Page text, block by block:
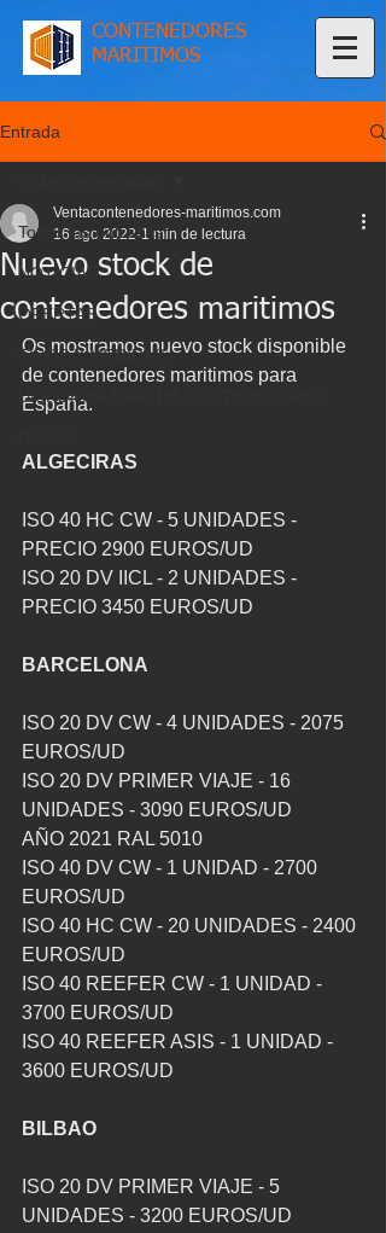
CONTENEDORES
MARITIMOS
Entrada
Todas las entradas
NOTICIAS
OFERTAS
TIPOS Y MEDIDAS
DISPONIBILIDAD DE CONTENEDORES
Nuevo stock de
contenedores maritimos
Ventacontenedores-maritimos.com
16 ago 2022 1 min de lectura
Os mostramos nuevo stock disponible
de contenedores maritimos para
España.
ALGECIRAS
ISO 40 HC CW - 5 UNIDADES -
PRECIO 2900 EUROS/UD
ISO 20 DV IICL - 2 UNIDADES -
PRECIO 3450 EUROS/UD
BARCELONA
ISO 20 DV CW - 4 UNIDADES - 2075
EUROS/UD
ISO 20 DV PRIMER VIAJE - 16
UNIDADES - 3090 EUROS/UD
AÑO 2021 RAL 5010
ISO 40 DV CW - 1 UNIDAD - 2700
EUROS/UD
ISO 40 HC CW - 20 UNIDADES - 2400
EUROS/UD
ISO 40 REEFER CW - 1 UNIDAD -
3700 EUROS/UD
ISO 40 REEFER ASIS - 1 UNIDAD -
3600 EUROS/UD
BILBAO
ISO 20 DV PRIMER VIAJE - 5
UNIDADES - 3200 EUROS/UD